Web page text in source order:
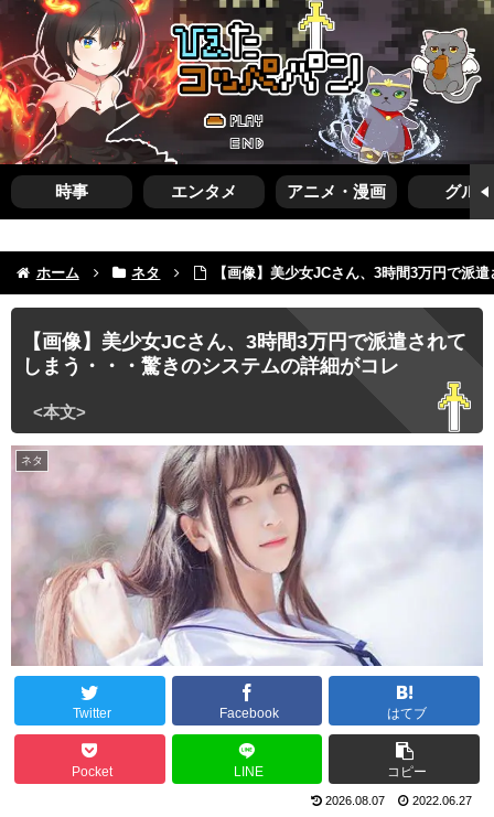
時事 エンタメ アニメ・漫画 グルメ
ホーム ネタ 【画像】美少女JCさん、3時間3万円で派
【画像】美少女JCさん、3時間3万円で派遣されて
しまう・・・驚きのシステムの詳細がコレ
ネタ
Twitter Facebook はてブ
Pocket LINE コピー
2026.08.07 2022.06.27